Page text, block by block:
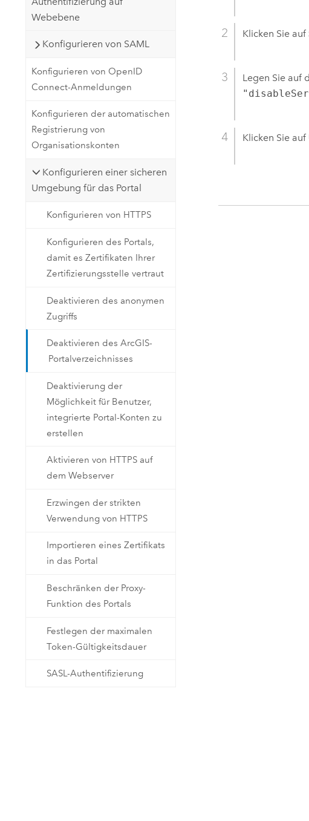
Webebene
Konfigurieren von SAML
Konfigurieren von OpenID
Connect-Anmeldungen
Konfigurieren der automatischen
Registrierung von
Organisationskonten
Konfigurieren einer sicheren
Umgebung für das Portal
Konfigurieren von HTTPS
Konfigurieren des Portals,
damit es Zertifikaten Ihrer
Zertifizierungsstelle vertraut
Deaktivieren des anonymen
Zugriffs
Deaktivieren des ArcGIS-
Portalverzeichnisses
Deaktivierung der
Möglichkeit für Benutzer,
integrierte Portal-Konten zu
erstellen
Aktivieren von HTTPS auf
dem Webserver
Erzwingen der strikten
Verwendung von HTTPS
Importieren eines Zertifikats
in das Portal
Beschränken der Proxy-
Funktion des Portals
Festlegen der maximalen
Token-Gültigkeitsdauer
SASL-Authentifizierung
Klicken Sie auf
Legen Sie auf
Klicken Sie auf